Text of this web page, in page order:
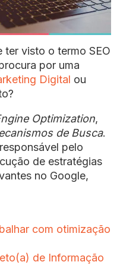
ter visto o termo SEO
por uma
Digital ou
Optimization,
de Busca.
pelo
de estratégias
no Google,
com otimização
de Informação